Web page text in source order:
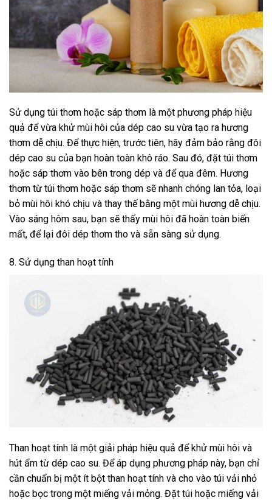
Sử dụng túi thơm hoặc sáp thơm là một phương pháp hiệu
quả để vừa khử mùi hôi của dép cao su vừa tạo ra hương
thơm dễ chịu. Để thực hiện, trước tiên, hãy đảm bảo rằng đôi
dép cao su của bạn hoàn toàn khô ráo. Sau đó, đặt túi thơm
hoặc sáp thơm vào bên trong dép và để qua đêm. Hương
thơm từ túi thơm hoặc sáp thơm sẽ nhanh chóng lan tỏa, loại
bỏ mùi hôi khó chịu và thay thế bằng một mùi hương dễ chịu.
Vào sáng hôm sau, bạn sẽ thấy mùi hôi đã hoàn toàn biến
mất, để lại đôi dép thơm tho và sẵn sàng sử dụng.
8. Sử dụng than hoạt tính
Than hoạt tính là một giải pháp hiệu quả để khử mùi hôi và
hút ẩm từ dép cao su. Để áp dụng phương pháp này, bạn chỉ
cần chuẩn bị một ít bột than hoạt tính và cho vào túi vải nhỏ
hoặc bọc trong một miếng vải mỏng. Đặt túi hoặc miếng vải